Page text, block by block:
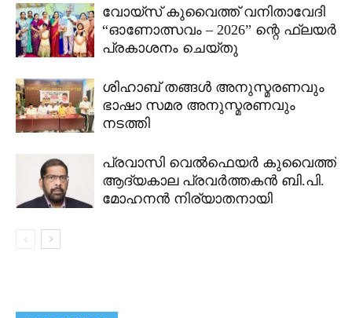
വോയ്സ് കുവൈത്ത് വനിതാവേദി
“ഓണോത്സവം – 2026” ന്റെ ഫ്ലയർ
പ്രകാശനം ചെയ്തു
ശിഹാബ് തങ്ങൾ അനുസ്മരണവും
ഭാഷാ സമര അനുസ്മരണവും
നടത്തി
പ്രവാസി വെൽഫെയർ കുവൈത്ത്
ആദ്യകാല പ്രവർത്തകൻ ബി.പി.
മോഹനൻ നിര്യാതനായി